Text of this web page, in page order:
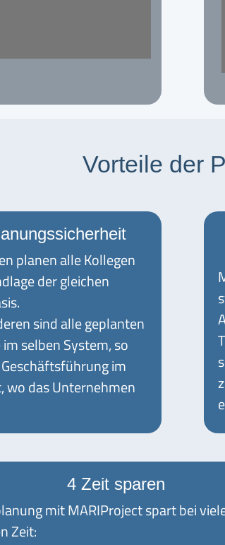
Vorteile der
planen alle Kollegen
der gleichen
sind alle geplanten
selben System, so
im
wo das Unternehmen
4 Zeit sparen
mit MARIProject spart bei
Zeit: